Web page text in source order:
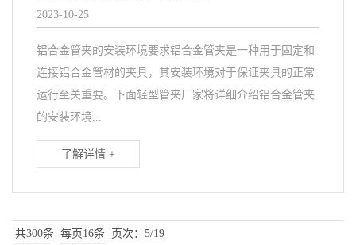
2023-10-25
铝合金管夹的安装环境要求铝合金管夹是一种用于固定和
连接铝合金管材的夹具，其安装环境对于保证夹具的正常
运行至关重要。下面轻型管夹厂家将详细介绍铝合金管夹
的安装环境...
了解详情 +
共300条 每页16条
页次：5/19